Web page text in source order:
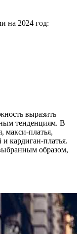
на 2024 год:
выразить
тенденциям. В
макси-платья,
кардиган-платья.
образом,